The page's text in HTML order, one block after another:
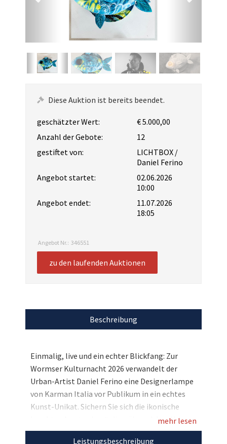
Diese Auktion ist bereits beendet.
geschätzter Wert:
€ 5.000,00
Anzahl der Gebote:
12
gestiftet von:
LICHTBOX /
Daniel Ferino
Angebot startet:
02.06.2026
10:00
Angebot endet:
11.07.2026
18:05
Angebot Nr.: 346551
zu den laufenden Auktionen
Beschreibung
Einmalig, live und ein echter Blickfang: Zur
Wormser Kulturnacht 2026 verwandelt der
Urban-Artist Daniel Ferino eine Designerlampe
von Karman Italia vor Publikum in ein echtes
Kunst-Unikat. Sichern Sie sich die ikonische
Leuchte „Amsterdam“, die während der „Urban
Light Sessions“ in Worms live veredelt wird. So
mehr lesen
Leistungsbeschreibung